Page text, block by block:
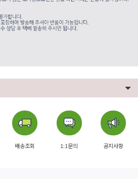
배송조회 1:1문의 공지사항